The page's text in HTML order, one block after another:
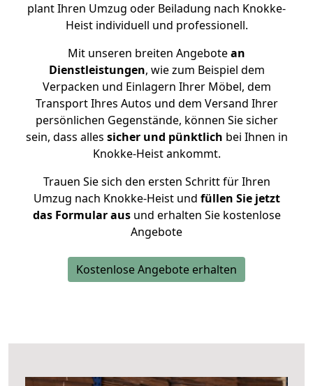
plant Ihren Umzug oder Beiladung nach Knokke-
Heist individuell und professionell.
Mit unseren breiten Angebotean
Dienstleistungen, wie zum Beispiel dem
Verpacken und Einlagern Ihrer Möbel, dem
Transport Ihres Autos und dem Versand Ihrer
persönlichen Gegenstände, können Sie sicher
sein, dass alles sicher und pünktlich bei Ihnen in
Knokke-Heist ankommt.
Trauen Sie sich den ersten Schritt für Ihren
Umzug nach Knokke-Heist und füllen Sie jetzt
das Formular ausund erhalten Sie kostenlose
Angebote
Kostenlose Angebote erhalten